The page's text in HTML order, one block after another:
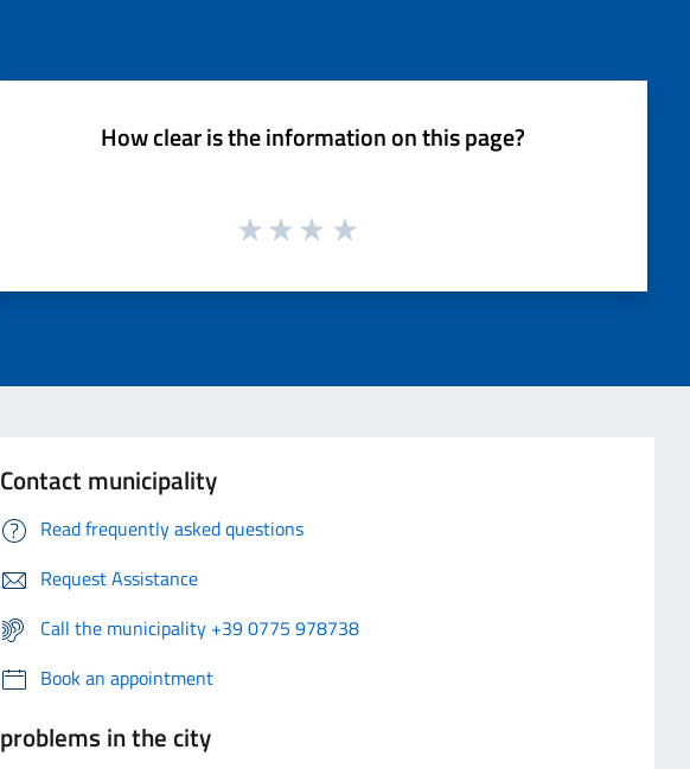
How clear is the information on this page?
Contact municipality
Read frequently asked questions
Request Assistance
Call the municipality +39 0775 978738
Book an appointment
problems in the city